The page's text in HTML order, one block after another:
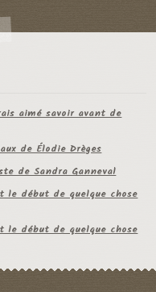
aimé savoir avant de
de Élodie Drèges
de Sandra Ganneval
début de quelque chose
début de quelque chose